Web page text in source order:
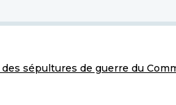
sépultures de guerre du